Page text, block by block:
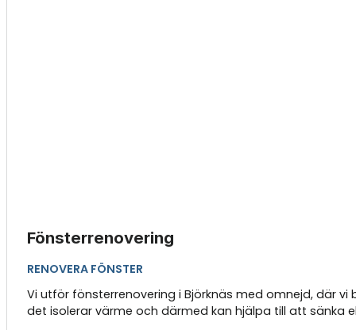
Fönsterrenovering
RENOVERA FÖNSTER
Vi utför fönsterrenovering i Björknäs med omnejd, där
det isolerar värme och därmed kan hjälpa till att sänka